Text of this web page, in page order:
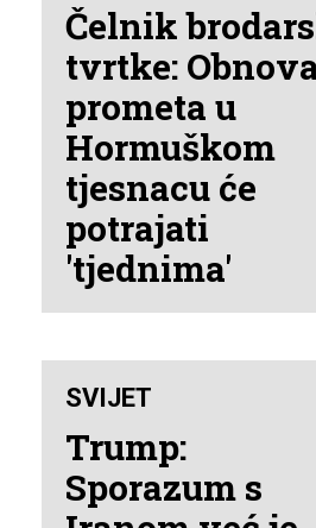
Čelnik
tvrtke:
prometa u
Hormuškom
tjesnacu će
potrajati
'tjednima'
SVIJET
Trump:
Sporazum s